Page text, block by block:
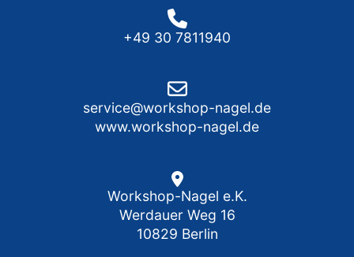
+49 30 7811940
service@workshop-nagel.de
www.workshop-nagel.de
Workshop-Nagel e.K.
Werdauer Weg 16
10829 Berlin